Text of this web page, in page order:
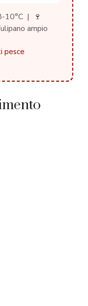
10°C | 🍷
ampio
pesce